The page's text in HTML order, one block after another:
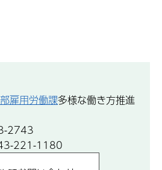
雇用労働課多様な働き方推進
2743
221-1180